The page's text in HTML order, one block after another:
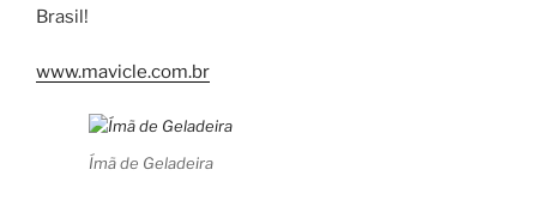
Brasil!
www.mavicle.com.br
Ímã de Geladeira